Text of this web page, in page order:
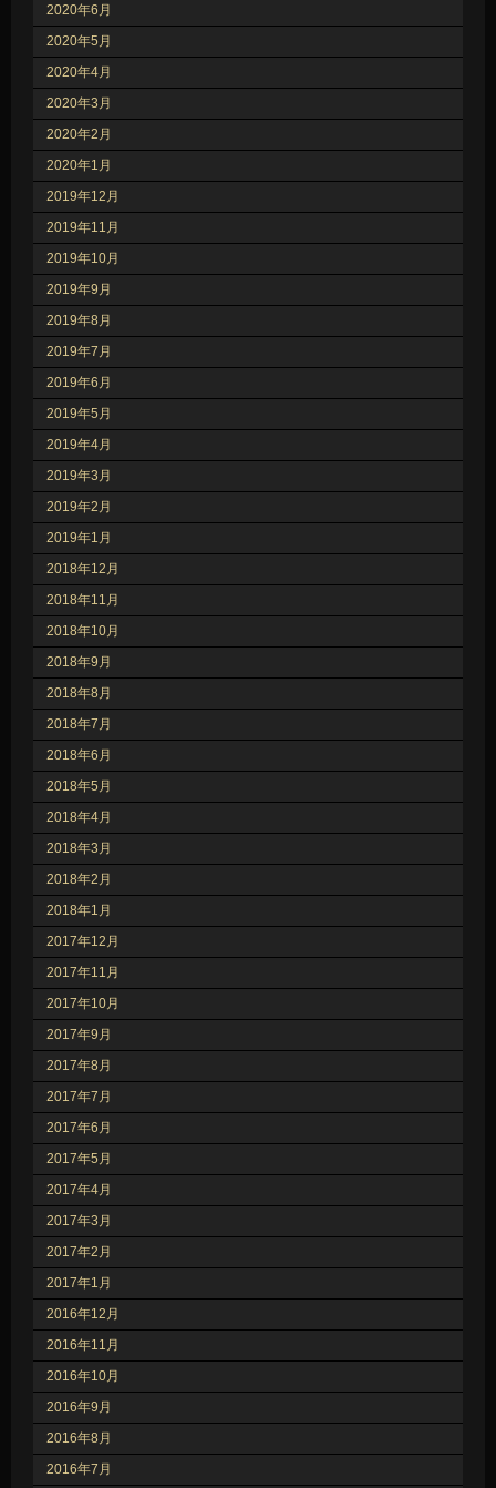
2020年6月
2020年5月
2020年4月
2020年3月
2020年2月
2020年1月
2019年12月
2019年11月
2019年10月
2019年9月
2019年8月
2019年7月
2019年6月
2019年5月
2019年4月
2019年3月
2019年2月
2019年1月
2018年12月
2018年11月
2018年10月
2018年9月
2018年8月
2018年7月
2018年6月
2018年5月
2018年4月
2018年3月
2018年2月
2018年1月
2017年12月
2017年11月
2017年10月
2017年9月
2017年8月
2017年7月
2017年6月
2017年5月
2017年4月
2017年3月
2017年2月
2017年1月
2016年12月
2016年11月
2016年10月
2016年9月
2016年8月
2016年7月